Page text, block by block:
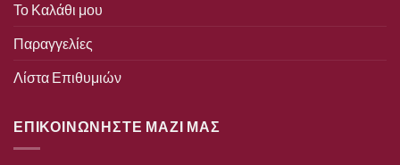
Το Καλάθι μου
Παραγγελίες
Λίστα Επιθυμιών
ΕΠΙΚΟΙΝΩΝΗΣΤΕ ΜΑΖΙ ΜΑΣ